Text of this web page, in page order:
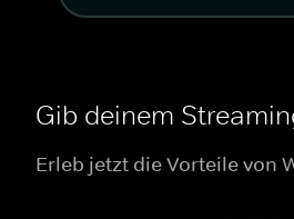
Gib deinem
Erleb jetzt die Vorteile von